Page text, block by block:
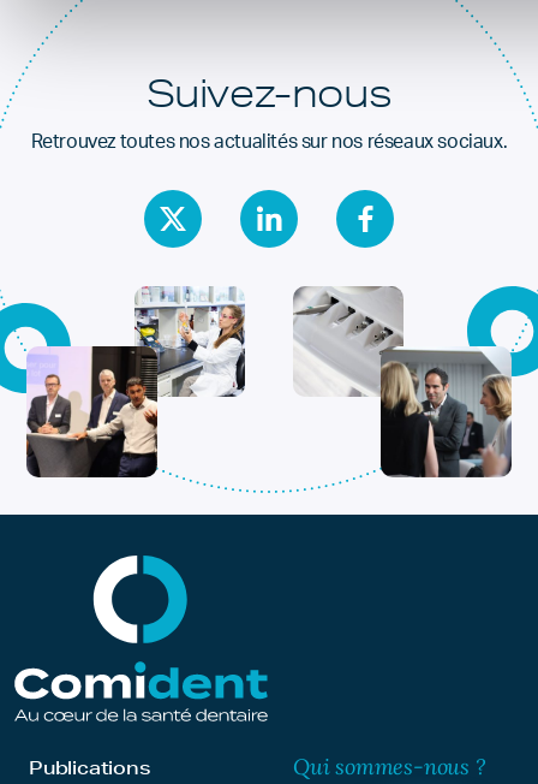
Suivez-nous
Retrouvez toutes nos actualités sur nos réseaux sociaux.
Publications
Qui sommes-nous ?